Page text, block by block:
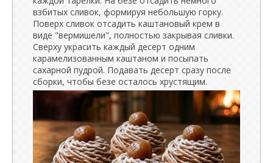
взбитых сливок, формируя небольшую горку.
Поверх сливок отсадить каштановый крем в
виде "вермишели", полностью закрывая сливки.
Сверху украсить каждый десерт одним
карамелизованным каштаном и посыпать
сахарной пудрой. Подавать десерт сразу после
сборки, чтобы безе осталось хрустящим.